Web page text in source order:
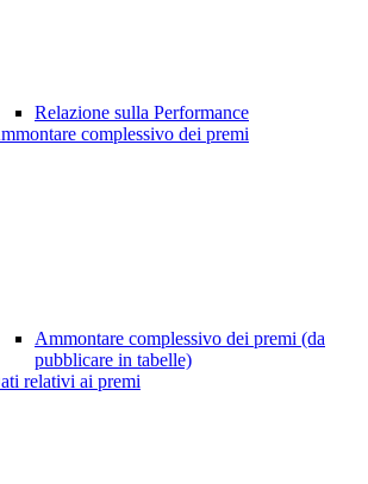
Relazione sulla Performance
complessivo dei premi
Ammontare complessivo dei premi (da
pubblicare in tabelle)
relativi ai premi